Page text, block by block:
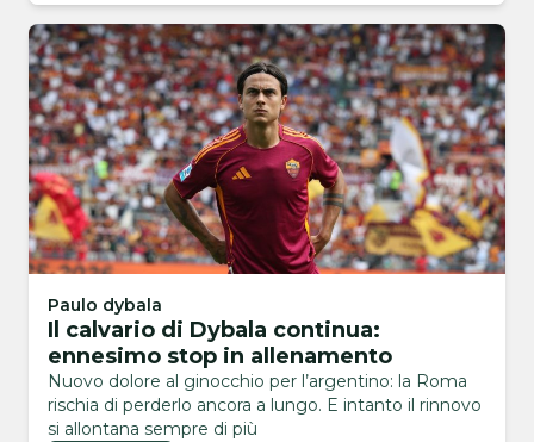
Paulo dybala
Il calvario di Dybala continua:
ennesimo stop in allenamento
Nuovo dolore al ginocchio per l’argentino: la Roma
rischia di perderlo ancora a lungo. E intanto il rinnovo
si allontana sempre di più